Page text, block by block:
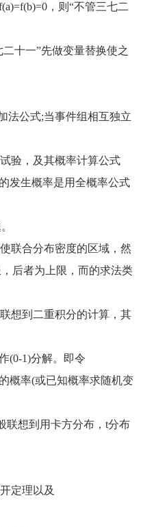
，则“不管三七二
十一”先做变量替换使之
公式;当事件组相互独立
验，及其概率计算公式
发生概率是用全概率公式
联合分布密度的区域，然
后者为上限，而的求法类
想到二重积分的计算，其
(0-1)分解。即令
概率(或已知概率求随机变
想到用卡方分布，t分布
定理以及